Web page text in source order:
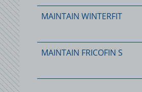
MAINTAIN WINTERFIT
MAINTAIN FRICOFIN S